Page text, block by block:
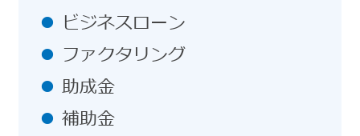
ビジネスローン
ファクタリング
助成金
補助金